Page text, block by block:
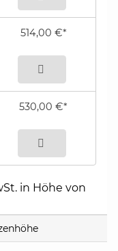
514,00 €*
530,00 €*
in Höhe von